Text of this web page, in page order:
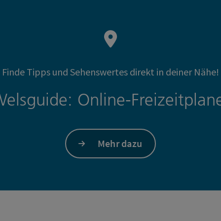
Finde Tipps und Sehenswertes direkt in deiner Nähe!
Online-
Mehr dazu